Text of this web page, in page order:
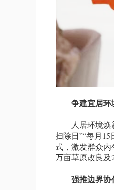
争建宜居环
人居环境焕新
扫除日”“每月
式，激发群众内
万亩草原改良及
强推边界协